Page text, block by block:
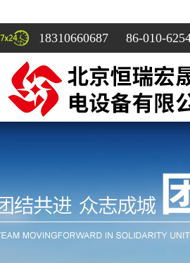
18310660687 86-010-